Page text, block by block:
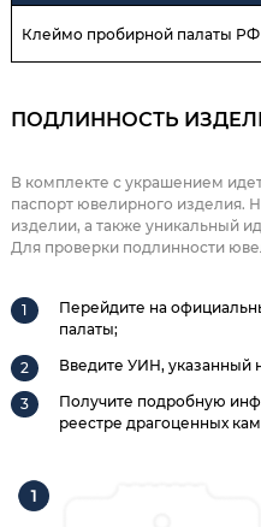
Клеймо пробирной палаты РФ
ПОДЛИННОСТЬ
В комплекте с украшением
паспорт ювелирного изделия.
изделии, а также уникальный
Для проверки подлинности
Перейдите на
палаты;
Введите УИН, указанный
Получите подробную
реестре драгоценных